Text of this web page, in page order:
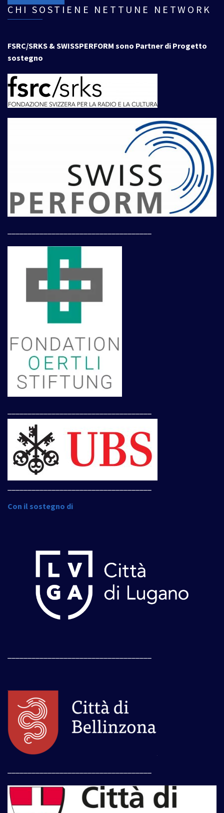
CHI SOSTIENE NETTUNE NETWORK
FSRC/SRKS & SWISSPERFORM sono Partner di Progetto
sostegno
Con il sostegno di